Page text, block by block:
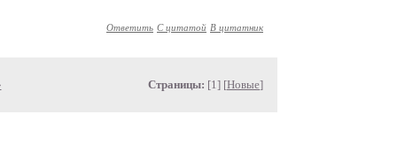
Ответить С цитатой В цитатник
Страницы: [1] [Новые]